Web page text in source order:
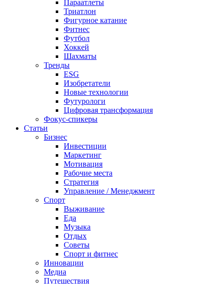
Параатлеты
Триатлон
Фигурное катание
Фитнес
Футбол
Хоккей
Шахматы
Тренды
ESG
Изобретатели
Новые технологии
Футурологи
Цифровая трансформация
Фокус-спикеры
Статьи
Бизнес
Инвестиции
Маркетинг
Мотивация
Рабочие места
Стратегия
Управление / Менеджмент
Спорт
Выживание
Еда
Музыка
Отдых
Советы
Спорт и фитнес
Инновации
Медиа
Путешествия